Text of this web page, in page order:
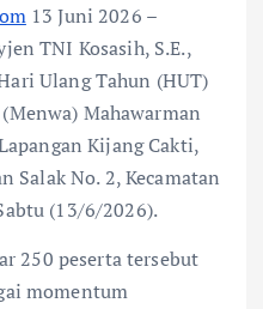
13 Juni 2026 –
TNI Kosasih, S.E.,
Ulang Tahun (HUT)
Mahawarman
Kijang Cakti,
Salak No. 2, Kecamatan
(13/6/2026).
250 peserta tersebut
momentum